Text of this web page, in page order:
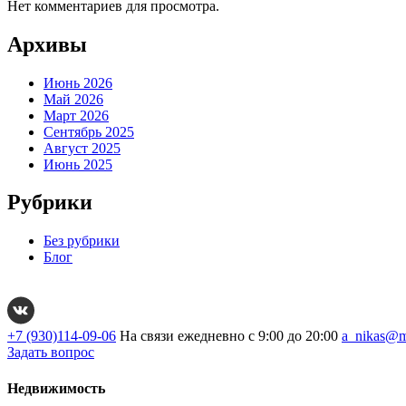
Нет комментариев для просмотра.
Архивы
Июнь 2026
Май 2026
Март 2026
Сентябрь 2025
Август 2025
Июнь 2025
Рубрики
Без рубрики
Блог
+7 (930)114-09-06 На связи ежедневно с 9:00 до 20:00
Задать вопрос
Недвижимость